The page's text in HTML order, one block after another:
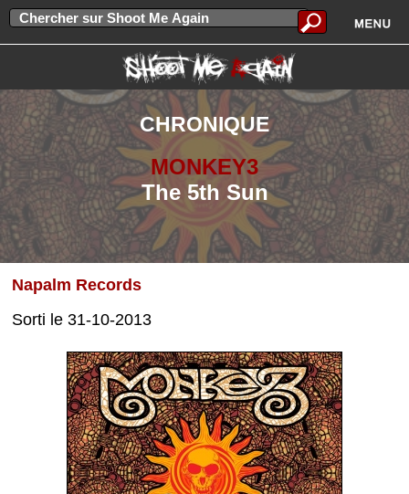
CHRONIQUE
MONKEY3
The 5th Sun
Napalm Records
Sorti le 31-10-2013